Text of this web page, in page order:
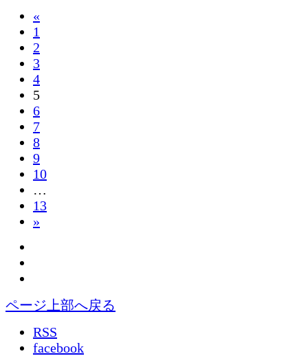
«
1
2
3
4
5
6
7
8
9
10
…
13
»
ページ上部へ戻る
RSS
facebook